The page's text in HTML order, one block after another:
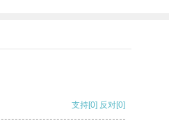
支持[0] 反对[0]